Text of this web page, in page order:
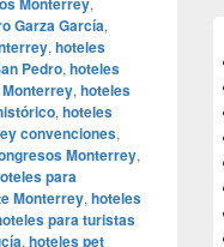
Garza García,
, hoteles
Pedro, hoteles
, hoteles
, hoteles
convenciones,
Monterrey,
para
Monterrey, hoteles
para turistas
, hoteles pet